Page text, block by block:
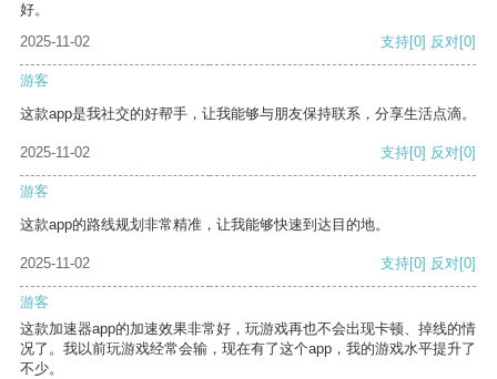
好。
2025-11-02
支持[0] 反对[0]
游客
这款app是我社交的好帮手，让我能够与朋友保持联系，分享生活点滴。
2025-11-02 支持[0] 反对[0]
游客
这款app的路线规划非常精准，让我能够快速到达目的地。
2025-11-02 支持[0] 反对[0]
游客
这款加速器app的加速效果非常好，玩游戏再也不会出现卡顿、掉线的情
况了。我以前玩游戏经常会输，现在有了这个app，我的游戏水平提升了
不少。